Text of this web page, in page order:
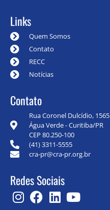
Links
Quem Somos
Contato
RECC
Notícias
Contato
Rua Coronel Dulcídio, 1565
Água Verde - Curitiba/PR
CEP 80.250-100
(41) 3311-5555
cra-pr@cra-pr.org.br
Redes Sociais